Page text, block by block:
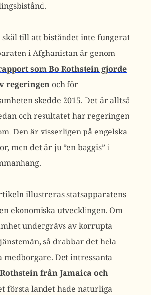
skäl till att biståndet inte fungerat
i Afghanistan är genom-
som Bo Rothstein gjorde
regeringen och för
skedde 2015. Det är alltså
och resultatet har regeringen
Den är visserligen på engelska
men det är ju ”en baggis” i
illustreras statsapparatens
ekonomiska utvecklingen. Om
undergrävs av korrupta
så drabbar det hela
medborgare. Det intressanta
från Jamaica och
första landet hade naturliga